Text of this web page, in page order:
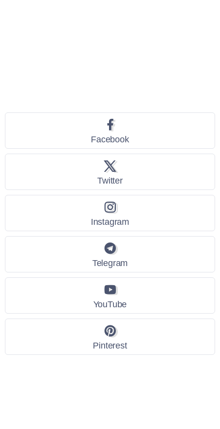
Facebook
Twitter
Instagram
Telegram
YouTube
Pinterest